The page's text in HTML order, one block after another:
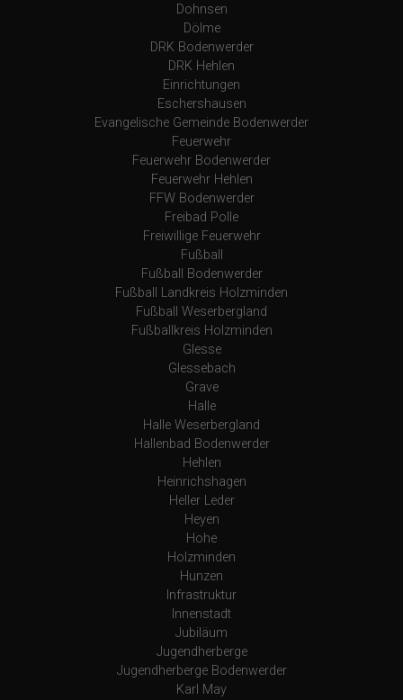
Dohnsen
Dölme
DRK Bodenwerder
DRK Hehlen
Einrichtungen
Eschershausen
Evangelische Gemeinde Bodenwerder
Feuerwehr
Feuerwehr Bodenwerder
Feuerwehr Hehlen
FFW Bodenwerder
Freibad Polle
Freiwillige Feuerwehr
Fußball
Fußball Bodenwerder
Fußball Landkreis Holzminden
Fußball Weserbergland
Fußballkreis Holzminden
Glesse
Glessebach
Grave
Halle
Halle Weserbergland
Hallenbad Bodenwerder
Hehlen
Heinrichshagen
Heller Leder
Heyen
Hohe
Holzminden
Hunzen
Infrastruktur
Innenstadt
Jubiläum
Jugendherberge
Jugendherberge Bodenwerder
Karl May